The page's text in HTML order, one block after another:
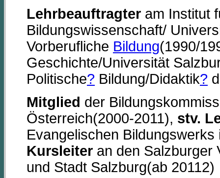
Lehrbeauftragter am Institut
Bildungswissenschaft/
Vorberufliche Bildung(1990/
Geschichte/Universität
Politische? Bildung/Didaktik?
Mitglied der
Österreich(2000-2011), stv.
Evangelischen
Kursleiter an den Salzburger
und Stadt Salzburg(ab 20112)